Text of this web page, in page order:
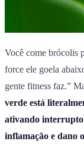
Você come brócolis
force ele goela
gente fitness faz.”
verde está
ativando
inflamação e dano